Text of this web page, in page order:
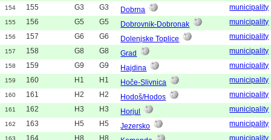
154 155 G3 G3 Dobrna municipality
155 156 G5 G5 Dobrovnik-Dobronak municipality
156 157 G6 G6 Dolenjske Toplice municipality
157 158 G8 G8 Grad municipality
158 159 G9 G9 Hajdina municipality
159 160 H1 H1 Hoče-Slivnica municipality
160 161 H2 H2 Hodoš/Hodos municipality
161 162 H3 H3 Horjul municipality
162 163 H5 H5 Jezersko municipality
163 164 H8 H8 municipality